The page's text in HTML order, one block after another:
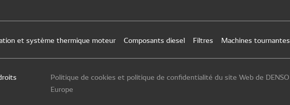
et système thermique moteur Composants diesel Filtres Machines tournantes
Politique de cookies et politique de confidentialité du site Web de DENSO
Europe